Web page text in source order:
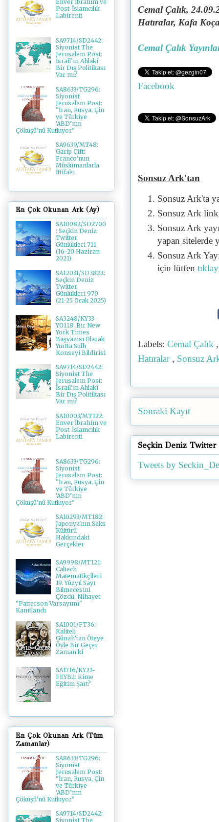
Cemal Çalık,
Hatıralar, Kafa
Cemal Çalık
Facebook
Sonsuz Ark'tan
Sonsuz Ark'ta
Sonsuz Ark
Sonsuz Ark
yapan sitelerde
Sonsuz Ark
için lütfen
Labels: Cemal Çalık
Hatıralar , Sonsuz
Sonraki Kayıt
Seçkin Deniz Twitter
Tweets by
Enver İbrahim ve
Post-İslamcılık
Labirenti
SA9714/SD2442:
Siyonist The
Jerusalem Post:
İsrail'in Ahlakî
Bir Dış Politikası
Var mı?
SA8633/TG296:
Siyonist
Jerusalem Post:
"İran, Rusya, Çin
ve Türkiye
'ABD’nin
Çöküşü'nü Kutluyor"
SA9639/MT48:
Garip Çift:
Franco'nun
Müslümanlarla
İttifakı
En Çok Okunan Ark (Ay)
SA10082/SD2700
: Seçkin Deniz
Twitter
Günlükleri 711
(16-20 Haziran
2021)
SA12031/SD3822:
Seçkin Deniz
Twitter
Günlükleri 970
(21-25 Ocak 2025)
SA3248/KY33-
YO118: Bir New
York Times
Başyazısı Olarak
Yurtta Sulh
Konseyi Bildirisi
SA9714/SD2442:
Siyonist The
Jerusalem Post:
İsrail'in Ahlakî
Bir Dış Politikası
Var mı?
SA10003/MT122:
Enver İbrahim ve
Post-İslamcılık
Labirenti
SA8633/TG296:
Siyonist
Jerusalem Post:
"İran, Rusya, Çin
ve Türkiye
'ABD’nin
Çöküşü'nü Kutluyor"
SA10293/MT182:
Japonya'nın Seks
Kültürü
Hakkındaki
Gerçekler
SA9998/MT121:
Caltech
Matematikçileri
19. Yüzyıl Sayı
Bilmecesini
Çözdü; Nihayet
"Patterson Varsayımı"
Kanıtlandı
SA1001/FT36:
Kaliteli
Günah’tan Öteye
Öyle Bir Geçer
Zaman ki
SA1716/KY21-
FEYB2: Kime
Eğitim Şart?
En Çok Okunan Ark (Tüm
Zamanlar)
SA8633/TG296:
Siyonist
Jerusalem Post:
"İran, Rusya, Çin
ve Türkiye
'ABD’nin
Çöküşü'nü Kutluyor"
SA9714/SD2442:
Siyonist The